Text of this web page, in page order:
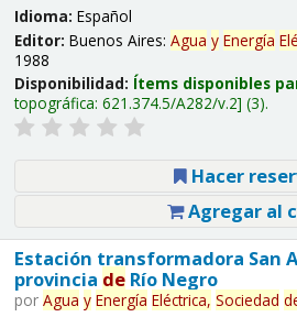
Idioma: Español
Editor: Buenos Aires: Agua y Energía
1988
Disponibilidad: Ítems disponibles
topográfica: 621.374.5/A282/v.2 (3).
Hacer
Agregar al
Estación transformadora San
provincia deRío Negro
por Agua y Energía Eléctrica, Sociedad